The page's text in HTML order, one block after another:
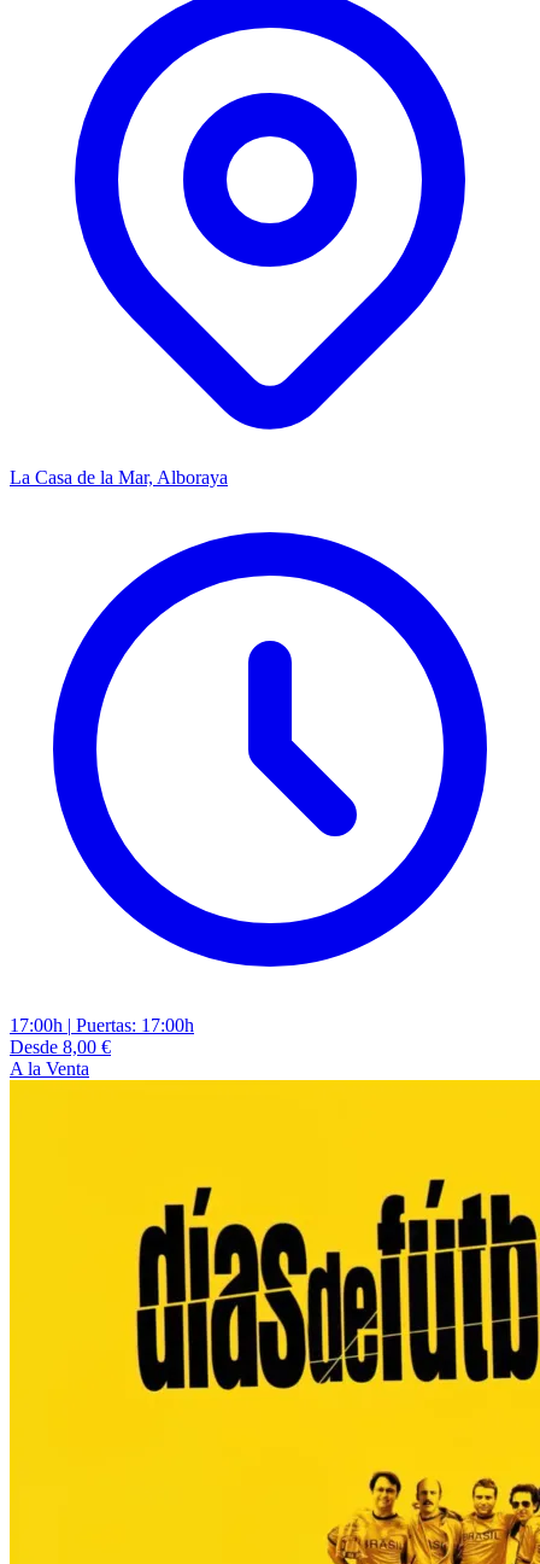
La Casa de la Mar, Alboraya
17:00h | Puertas: 17:00h
Desde 8,00 €
A la Venta